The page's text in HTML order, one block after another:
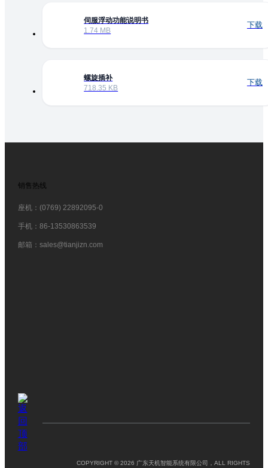
伺服浮动功能说明书
1.74 MB
下载
螺旋插补
718.35 KB
下载
销售热线
座机：(0769) 22892095-0
手机：86-13530863539
邮箱：sales@tianjizn.com
COPYRIGHT © 2026 广东天机智能系统有限公司，ALL RIGHTS